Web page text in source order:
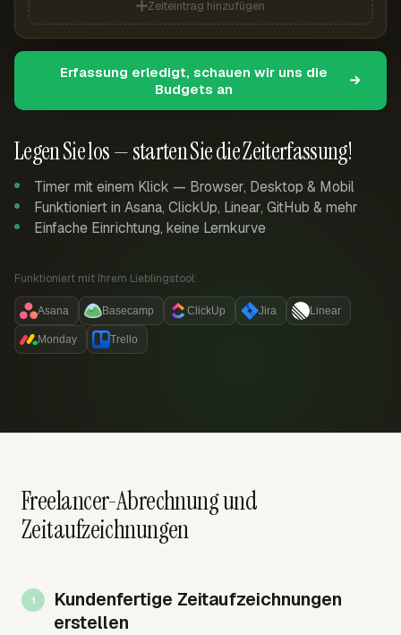
Legen Sie los — starten Sie die Zeiterfassung!
Timer mit einem Klick — Browser, Desktop & Mobil
Funktioniert in Asana, ClickUp, Linear, GitHub & mehr
Einfache Einrichtung, keine Lernkurve
Funktioniert mit Ihrem Lieblingstool:
Asana Basecamp ClickUp Jira Linear
Monday Trello
Zeiteintrag hinzufügen
Erfassung erledigt, schauen wir uns die
Budgets an
Freelancer-Abrechnung und
Zeitaufzeichnungen
Kundenfertige Zeitaufzeichnungen
erstellen